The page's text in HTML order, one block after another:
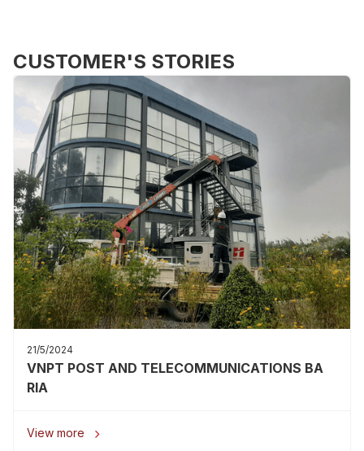
CUSTOMER'S STORIES
21/5/2024
VNPT POST AND TELECOMMUNICATIONS BA
RIA
View more 